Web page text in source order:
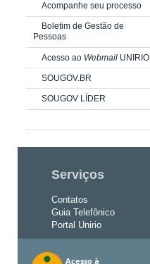
Acompanhe seu processo
Boletim de Gestão de
Pessoas
Acesso ao Webmail UNIRIO
SOUGOV.BR
SOUGOV LÍDER
Serviços
Contatos
Guia Telefônico
Portal Unirio